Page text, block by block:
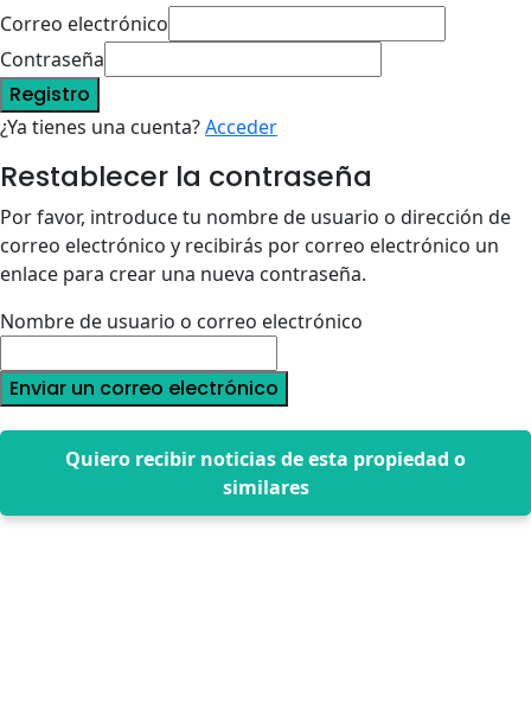
Correo electrónico
Contraseña
Registro
¿Ya tienes una cuenta?Acceder
Restablecer la contraseña
Por favor, introduce tu nombre de usuario o dirección de
correo electrónico y recibirás por correo electrónico un
enlace para crear una nueva contraseña.
Nombre de usuario o correo electrónico
Enviar un correo electrónico
Quiero recibir noticias de esta propiedad o
similares